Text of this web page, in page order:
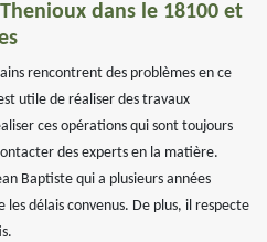
dans le 18100 et
rencontrent des problèmes en ce
utile de réaliser des travaux
ces opérations qui sont toujours
des experts en la matière.
Baptiste qui a plusieurs années
délais convenus. De plus, il respecte